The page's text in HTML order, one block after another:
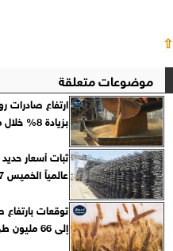
⇧
موضوعات متعلقة
بزيادة 8% خلال موسم 2020/21
ثبات أسعار
عالمياً الخميس 17 يوينو
إلى 66 مليون طن خلال موسم 2021/22